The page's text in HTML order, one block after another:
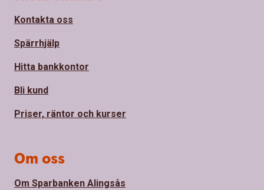
Kontakta oss
Spärrhjälp
Hitta bankkontor
Bli kund
Priser, räntor och kurser
Om oss
Om Sparbanken Alingsås